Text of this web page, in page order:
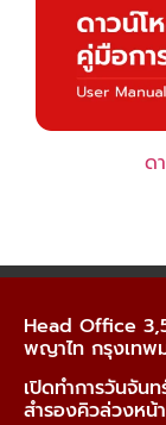
ด
Head Office
พญาไท กรุงเทพ
เปิดทำการวันจัน
สำรองคิวล่วงหน้